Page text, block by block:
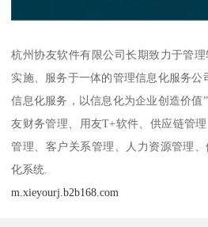
杭州协友软件有限公司长期致力于管理
实施、服务于一体的管理信息化服务公
信息化服务，以信息化为企业创造价值
友财务管理、用友T+软件、供应链管
管理、客户关系管理、人力资源管理
化系统.
m.xieyourj.b2b168.com